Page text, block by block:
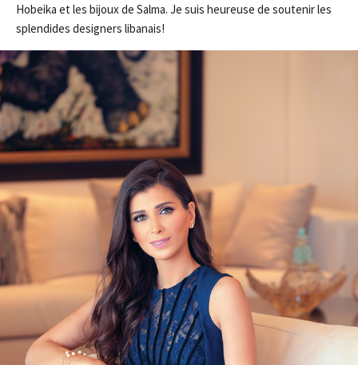
Hobeika et les bijoux de Salma. Je suis heureuse de soutenir les
splendides designers libanais!